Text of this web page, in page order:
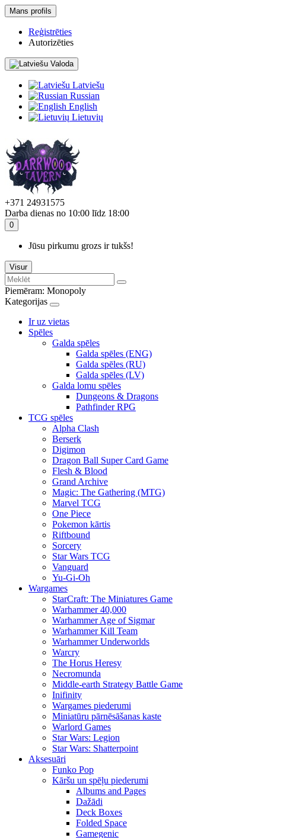
Mans profils
Reģistrēties
Autorizēties
Valoda
Latviešu
Russian
English
Lietuvių
+371 24931575
Darba dienas no 10:00 līdz 18:00
0
Jūsu pirkumu grozs ir tukšs!
Visur
Piemēram: Monopoly
Kategorijas
Ir uz vietas
Spēles
Galda spēles
Galda spēles (ENG)
Galda spēles (RU)
Galda spēles (LV)
Galda lomu spēles
Dungeons & Dragons
Pathfinder RPG
TCG spēles
Alpha Clash
Berserk
Digimon
Dragon Ball Super Card Game
Flesh & Blood
Grand Archive
Magic: The Gathering (MTG)
Marvel TCG
One Piece
Pokemon kārtis
Riftbound
Sorcery
Star Wars TCG
Vanguard
Yu-Gi-Oh
Wargames
StarCraft: The Miniatures Game
Warhammer 40,000
Warhammer Age of Sigmar
Warhammer Kill Team
Warhammer Underworlds
Warcry
The Horus Heresy
Necromunda
Middle-earth Strategy Battle Game
Inifinity
Wargames piederumi
Miniatūru pārnēsāšanas kaste
Warlord Games
Star Wars: Legion
Star Wars: Shatterpoint
Aksesuāri
Funko Pop
Kāršu un spēļu piederumi
Albums and Pages
Dažādi
Deck Boxes
Folded Space
Gamegenic